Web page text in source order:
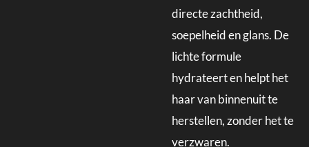
directe zachtheid,
soepelheid en glans. De
lichte formule
hydrateert en helpt het
haar van binnenuit te
herstellen, zonder het te
verzwaren.